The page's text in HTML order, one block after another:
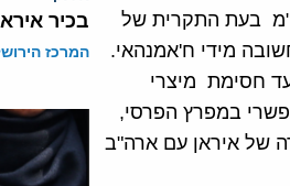
בעת התקרית של
אף מדליה צבאית חשובה מידי ח'אמנהאי.
חסימת מיצרי
במפרץ הפרסי,
של איראן עם ארה"ב
בכיר
המרכז